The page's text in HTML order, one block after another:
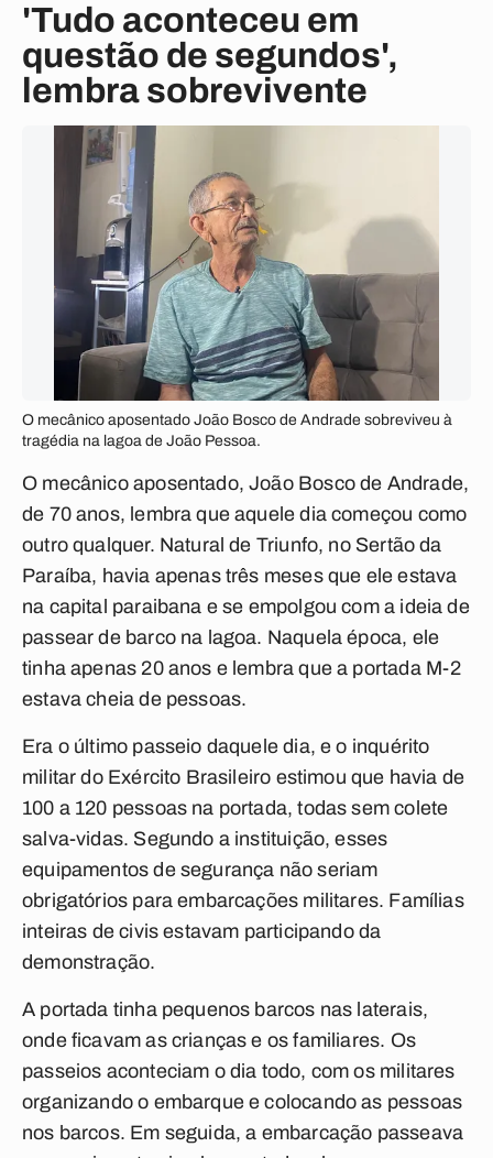
'Tudo aconteceu em
questão de segundos',
lembra sobrevivente
O mecânico aposentado João Bosco de Andrade sobreviveu à
tragédia na lagoa de João Pessoa.
O mecânico aposentado, João Bosco de Andrade,
de 70 anos, lembra que aquele dia começou como
outro qualquer. Natural de Triunfo, no Sertão da
Paraíba, havia apenas três meses que ele estava
na capital paraibana e se empolgou com a ideia de
passear de barco na lagoa. Naquela época, ele
tinha apenas 20 anos e lembra que a portada M-2
estava cheia de pessoas.
Era o último passeio daquele dia, e o inquérito
militar do Exército Brasileiro estimou que havia de
100 a 120 pessoas na portada, todas sem colete
salva-vidas. Segundo a instituição, esses
equipamentos de segurança não seriam
obrigatórios para embarcações militares. Famílias
inteiras de civis estavam participando da
demonstração.
A portada tinha pequenos barcos nas laterais,
onde ficavam as crianças e os familiares. Os
passeios aconteciam o dia todo, com os militares
organizando o embarque e colocando as pessoas
nos barcos. Em seguida, a embarcação passeava